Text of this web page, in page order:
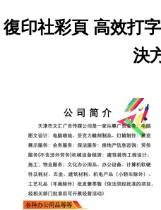
復印社彩頁 高效打
決